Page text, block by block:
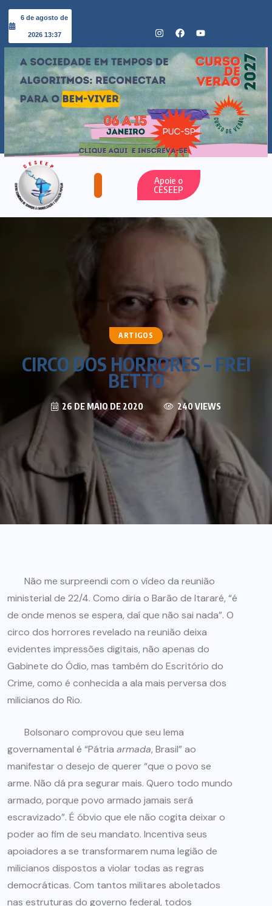
6 de agosto de
2026 13:37
Apoie o
CESEEP
ARTIGOS
CIRCO DOS HORRORES – FREI
BETTO
26 DE MAIO DE 2020 240 VIEWS
Não me surpreendi com o vídeo da reunião
ministerial de 22/4. Como diria o Barão de Itararé, “é
de onde menos se espera, daí que não sai nada”. O
circo dos horrores revelado na reunião deixa
evidentes impressões digitais, não apenas do
Gabinete do Ódio, mas também do Escritório do
Crime, como é conhecida a ala mais perversa dos
milicianos do Rio.
Bolsonaro comprovou que seu lema
governamental é “Pátria armada, Brasil” ao
manifestar o desejo de querer “que o povo se
arme. Não dá pra segurar mais. Quero todo mundo
armado, porque povo armado jamais será
escravizado”. É óbvio que ele não cogita deixar o
poder ao fim de seu mandato. Incentiva seus
apoiadores a se transformarem numa legião de
milicianos dispostos a violar todas as regras
democráticas. Com tantos militares aboletados
nas estruturas do governo federal, todos